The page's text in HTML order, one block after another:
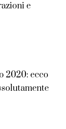
e
2020: ecco